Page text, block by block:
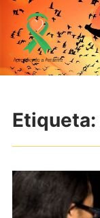
contenido
Etiqueta: